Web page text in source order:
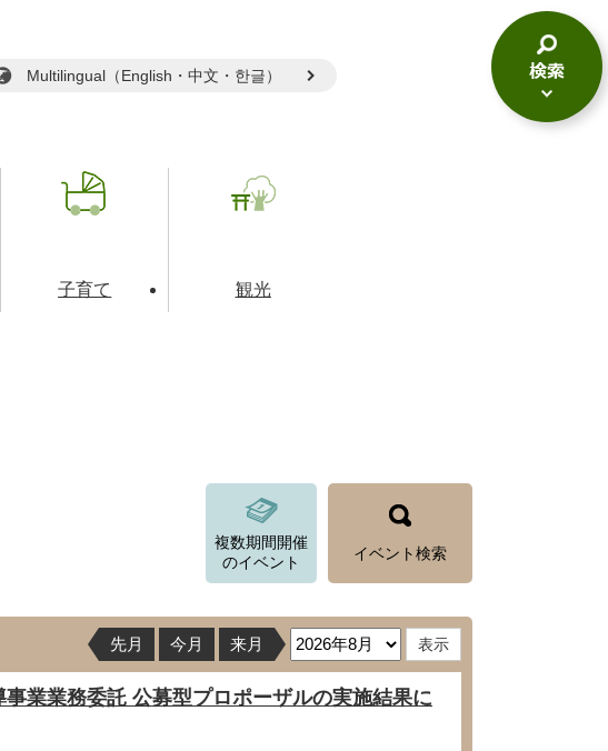
Multilingual（English・中文・한글）
とじる
とじる
子育て 観光
検
索
複数期間開催
のイベント
イベント検索
先月 今月 来月
業業務委託 公募型プロポーザルの実施結果に